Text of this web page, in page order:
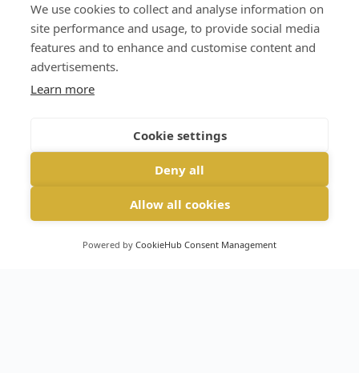
We use cookies to collect and analyse information on
site performance and usage, to provide social media
features and to enhance and customise content and
advertisements.
Learn more
Cookie settings
Deny all
Allow all cookies
Powered by CookieHub Consent Management
Safari (iOS)